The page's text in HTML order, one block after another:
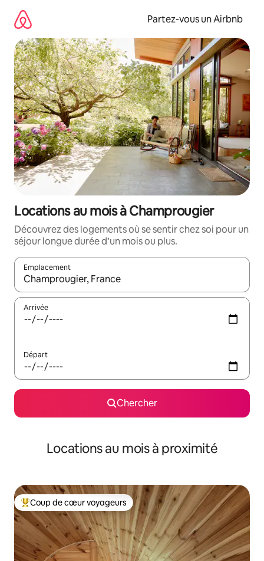
directement
contenu
Partez-vous un Airbnb
Locations au mois à Champrougier
Découvrez des logements où se sentir chez soi pour un
séjour longue durée d’un mois ou plus.
Emplacement
Quand les résultats sont affichés, parcourez-les en utilisant
Arrivée
Départ
Chercher
Locations au mois à proximité
Coup de cœur voyageurs parmi les plus aimés
Coup de cœur voyageurs